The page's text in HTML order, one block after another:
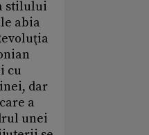
stilului
abia
cu
dar
a
unei